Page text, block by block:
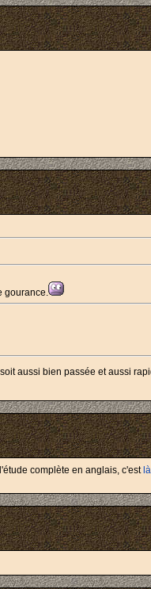
gourance.
aussi bien passée et aussi
complète en anglais, c'estlà